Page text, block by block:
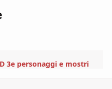
3e personaggi e mostri